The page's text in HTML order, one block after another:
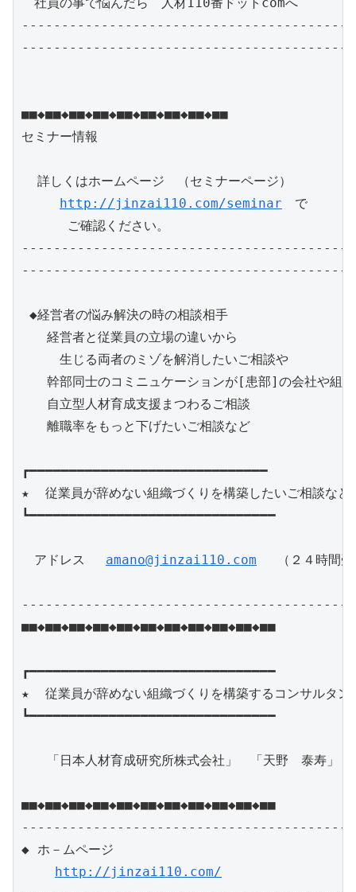
社員の事で悩んだら　人材110番ドット
■■◆■■◆■■◆■■◆■■◆■■◆■■◆■■◆■■
セミナー情報
  詳しくはホームページ　（セミナーページ）
http://jinzai110.com/seminar で
ご確認ください。
◆経営者の悩み解決の時の相談相手
経営者と従業員の立場の違いから
生じる両者のミゾを解消したいご相談や
幹部同士のコミニュケーションが[患部]の会社や組
自立型人材育成支援まつわるご相談
離職率をもっと下げたいご相談など
┏━━━━━━━━━━━━━━━━━━━━━━━━━━━━━━
★  従業員が辞めない組織づくりを構築したいご相談など
┗━━━━━━━━━━━━━━━━━━━━━━━━━━━━━━━
アドレス amano@jinzai110.com （２４時間受
■■◆■■◆■■◆■■◆■■◆■■◆■■◆■■◆■■◆■■◆■■
┏━━━━━━━━━━━━━━━━━━━━━━━━━━━━━━━
★  従業員が辞めない組織づくりを構築するコンサルタン
┗━━━━━━━━━━━━━━━━━━━━━━━━━━━━━━━
「日本人材育成研究所株式会社」　「天野　泰寿」
■■◆■■◆■■◆■■◆■■◆■■◆■■◆■■◆■■◆■■◆■■
◆ ホ－ムページ
http://jinzai110.com/